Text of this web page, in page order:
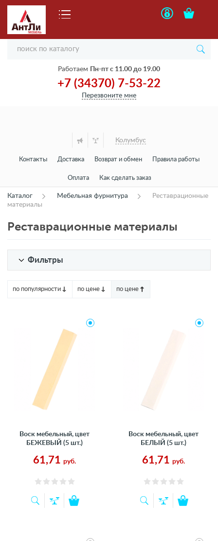
Работаем Пн-пт с 11.00 до 19.00
+7 (34370) 7-53-22
Перезвоните мне
Колумбус
Контакты Доставка Возврат и обмен Правила работы
Оплата Как сделать заказ
Каталог Мебельная фурнитура
Реставрационные
материалы
Реставрационные материалы
Фильтры
по популярности по цене по цене
Воск мебельный, цвет
БЕЖЕВЫЙ (5 шт.)
61,71 руб.
Воск мебельный, цвет
БЕЛЫЙ (5 шт.)
61,71 руб.